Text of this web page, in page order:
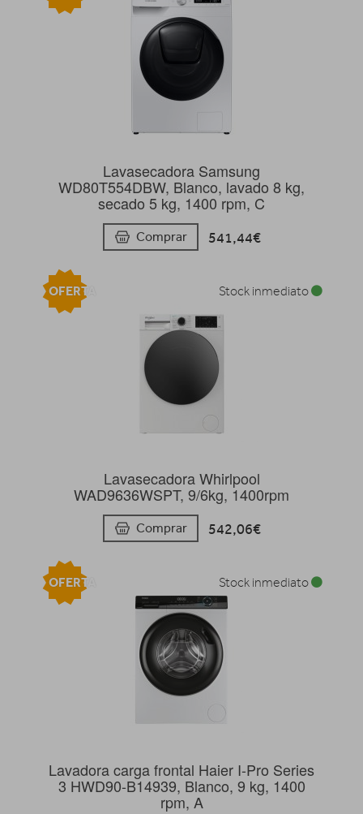
Lavasecadora Samsung
WD80T554DBW, Blanco, lavado 8 kg,
secado 5 kg, 1400 rpm, C
Comprar 541,44€
Lavasecadora Whirlpool
WAD9636WSPT, 9/6kg, 1400rpm
Comprar 542,06€
Stock inmediato
OFERTA
Lavadora carga frontal Haier I-Pro Series
3 HWD90-B14939, Blanco, 9 kg, 1400
rpm, A
Stock inmediato
OFERTA